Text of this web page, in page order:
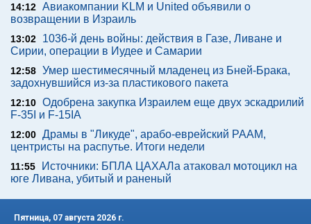
14:12 Авиакомпании KLM и United объявили о
возвращении в Израиль
13:02
1036-й день войны: действия в Газе, Ливане и
Сирии, операции в Иудее и Самарии
12:58 Умер шестимесячный младенец из Бней-Брака,
задохнувшийся из-за пластикового пакета
12:10 Одобрена закупка Израилем еще двух эскадрилий
F-35I и F-15IA
12:00 Драмы в "Ликуде", арабо-еврейский РААМ,
центристы на распутье. Итоги недели
11:55
Источники: БПЛА ЦАХАЛа атаковал мотоцикл на
юге Ливана, убитый и раненый
Пятница, 07 августа 2026 г.